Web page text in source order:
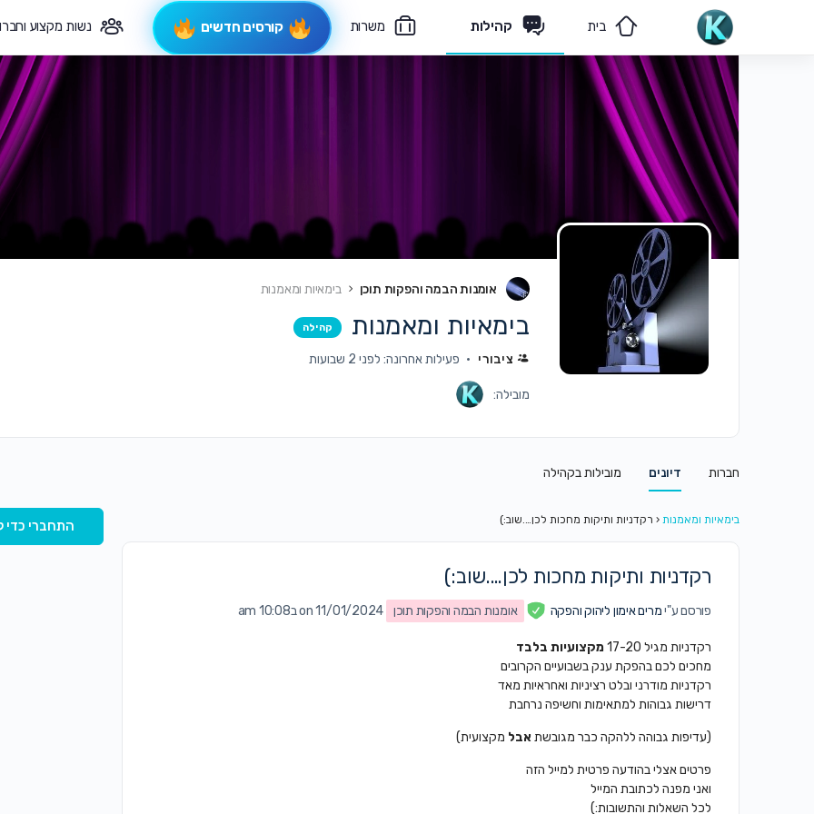
בית קהילות משרות קורסים חדשים נשות מקצוע
מאמרים
אומנות הבמה והפקות תוכן בימאיות ומאמנות
בימאיות ומאמנות קהילה
ציבורי פעילות אחרונה: לפני 2 שבועות
מובילה:
חברות דיונים מובילות בקהילה
בימאיות ומאמנות ‹ רקדניות ותיקות מחכות לכן….שוב:)
רקדניות ותיקות מחכות לכן….שוב:)
פורסם ע"ימרים אימון ליהוק והפקה אומנות הבמה והפקות תוכן on 11/01/2024 ב10:08 am
רקדניות מגיל 17-20
מקצועיות בלבד
מחכים לכם בהפקת ענק בשבועיים הקרובים
רקדניות מודרני ובלט רציניות ואחראיות מאד
דרישות גבוהות למתאימות וחשיפה נרחבת
(עדיפות גבוהה ללהקה כבר מגובשת אבל מקצועית)
פרטים אצלי בהודעה פרטית למייל הזה
ואני מפנה לכתובת המייל
לכל השאלות והתשובות:)
התחברי כדי